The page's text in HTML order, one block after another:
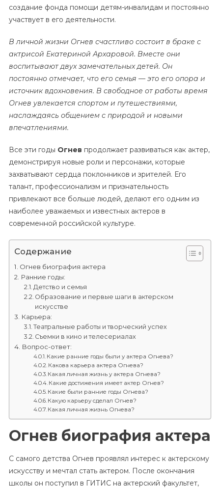
создание фонда помощи детям-инвалидам и постоянно
участвует в его деятельности.
В личной жизни Огнев счастливо состоит в браке с
актрисой Екатериной Архаровой. Вместе они
воспитывают двух замечательных детей. Он
постоянно отмечает, что его семья — это его опора и
источник вдохновения. В свободное от работы время
Огнев увлекается спортом и путешествиями,
наслаждаясь общением с природой и новыми
впечатлениями.
Все эти годы Огнев продолжает развиваться как актер,
демонстрируя новые роли и персонажи, которые
захватывают сердца поклонников и зрителей. Его
талант, профессионализм и признательность
привлекают все больше людей, делают его одним из
наиболее уважаемых и известных актеров в
современной российской культуре.
Содержание
Огнев биография актера
Ранние годы:
Детство и семья
Образование и первые шаги в актерском
искусстве
Карьера:
Театральные работы и творческий успех
Съемки в кино и телесериалах
Вопрос-ответ:
Какие ранние годы были у актера Огнева?
Какова карьера актера Огнева?
Какая личная жизнь у актера Огнева?
Какие достижения имеет актер Огнев?
Какие были ранние годы Огнева?
Какую карьеру сделал Огнев?
Какая личная жизнь Огнева?
Огнев биография актера
С самого детства Огнев проявлял интерес к актерскому
искусству и мечтал стать актером. После окончания
школы он поступил в ГИТИС на актерский факультет,